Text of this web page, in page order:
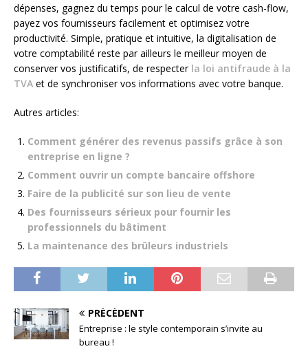
dépenses, gagnez du temps pour le calcul de votre cash-flow,
payez vos fournisseurs facilement et optimisez votre
productivité. Simple, pratique et intuitive, la digitalisation de
votre comptabilité reste par ailleurs le meilleur moyen de
conserver vos justificatifs, de respecter la loi antifraude à la
TVA et de synchroniser vos informations avec votre banque.
Autres articles:
Comment générer des revenus passifs grâce à son
entreprise en ligne ?
Comment ouvrir un compte bancaire offshore
Faire de la publicité sur son lieu de vente
Des fournisseurs sérieux pour fournir les
professionnels du bâtiment
La maintenance des brûleurs industriels
PRÉCÉDENT
Entreprise : le style contemporain s’invite au
bureau !